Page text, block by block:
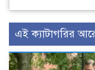
এই ক্যাটাগরির